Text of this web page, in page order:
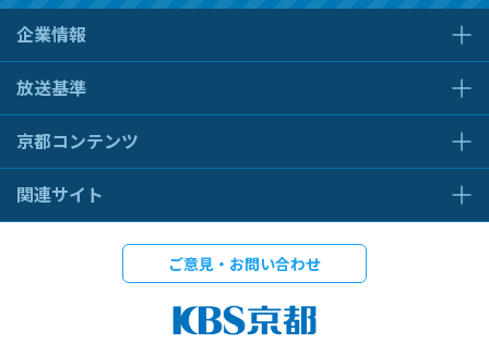
企業情報
放送基準
京都コンテンツ
関連サイト
ご意見・お問い合わせ